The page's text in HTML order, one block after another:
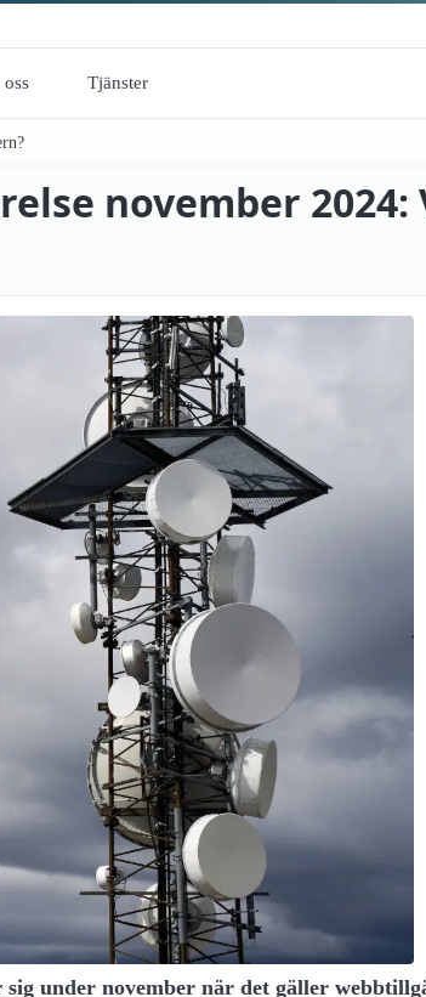
oss Tjänster
november 2024:
under november när det gäller